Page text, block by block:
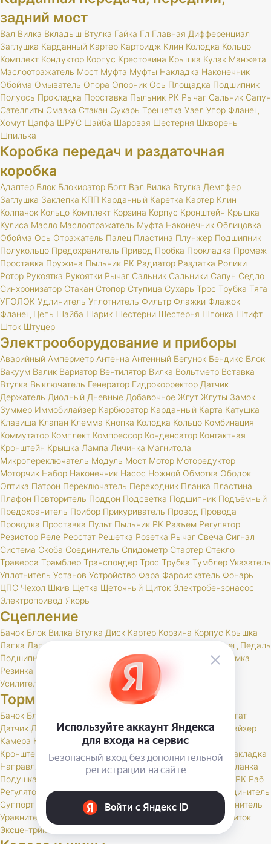
задний мост
Вал Вилка Вкладыш Втулка Гайка Гл Главная Дифференциал
Заглушка Карданный Картер Картридж Клин Колодка Кольцо
Комплект Кондуктор Корпус Крестовина Крышка Кулак Манжета
Маслоотражатель Мост Муфта Муфты Накладка Наконечник
Обойма Омыватель Опора Опорник Ось Площадка Подшипник
Полуось Прокладка Проставка Пыльник РК Рычаг Сальник Сапун
Сателлиты Смазка Стакан Сухарь Трещетка Узел Упор Фланец
Хомут Цапфа ШРУС Шайба Шаровая Шестерня Шкворень
Шпилька
Коробка передач и раздаточная
коробка
Адаптер Блок Блокиратор Болт Вал Вилка Втулка Демпфер
Заглушка Заклепка КПП Карданный Каретка Картер Клин
Колпачок Кольцо Комплект Корзина Корпус Кронштейн Крышка
Кулиса Масло Маслоотражатель Муфта Наконечник Облицовка
Обойма Ось Отражатель Палец Пластина Плунжер Подшипник
Полукольцо Предохранитель Привод Пробка Прокладка Промеж
Проставка Пружина Пыльник РК Радиатор Раздатка Ролики
Ротор Рукоятка Рукоятки Рычаг Сальник Сальники Сапун Седло
Синхронизатор Стакан Стопор Ступица Сухарь Трос Трубка Тяга
УГОЛОК Удлинитель Уплотнитель Фильтр Флажки Флажок
Фланец Цепь Шайба Шарик Шестерни Шестерня Шпонка Штифт
Шток Штуцер
Электрооборудование и приборы
Аварийный Амперметр Антенна Антенный Бегунок Бендикс Блок
Вакуум Валик Вариатор Вентилятор Вилка Вольтметр Вставка
Втулка Выключатель Генератор Гидрокорректор Датчик
Держатель Диодный Дневные Добавочное Жгут Жгуты Замок
Зуммер Иммобилайзер Карбюратор Карданный Карта Катушка
Клавиша Клапан Клемма Кнопка Колодка Кольцо Комбинация
Коммутатор Комплект Компрессор Конденсатор Контактная
Кронштейн Крышка Лампа Личинка Магнитола
Микропереключатель Модуль Мост Мотор Моторедуктор
Моторчик Набор Наконечник Насос Ножной Обмотка Ободок
Оптика Патрон Переключатель Переходник Планка Пластина
Плафон Повторитель Поддон Подсветка Подшипник Подъёмный
Предохранитель Прибор Прикуриватель Провод Провода
Проводка Проставка Пульт Пыльник РК Разъем Регулятор
Резистор Реле Реостат Решетка Розетка Рычаг Свеча Сигнал
Система Скоба Соединитель Спидометр Стартер Стекло
Траверса Трамблер Транспондер Трос Трубка Тумблер Указатель
Уплотнитель Установ Устройство Фара Фароискатель Фонарь
ЦПС Чехол Шкив Щетка Щеточный Щиток Электробензонасос
Электропривод Якорь
Сцепление
Бачок Блок Вилка Втулка Диск Картер Корзина Корпус Крышка
Лапка Лапки Палец Педаль
Подшипник
Пружина Пыльник Раб
Рамка
Резинка
Сцепление Толкатель
Усилитель
Шаровая Шланг Шток
Тормоза
Бачок Блок
Гидроагрегат
Датчик Держатель Диск Жгут Жидкость Звено Иммобилайзер
Камера Клапан Клин Колодка Колодки Колпачок
Кронштейн
Крышка Манжета Маслоотражатель Муфта
Накладка
Направляющая
Обойма Опора Опорный Паста
Планка
Подушка
РК Раб
Регулятор
Резинка Рычаг Сектор Сигнальное Скоба Соединитель
Суппорт
Тормоз Тормоза Тройник Трос Трубка
Удлинитель
Уравнитель
Чехол Щит
Щиток
Эксцентрик